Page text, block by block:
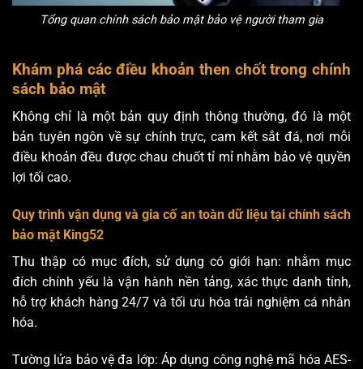
Tổng quan chính sách bảo mật bảo vệ người tham gia
Khám phá các điều khoản then chốt trong chính
sách bảo mật
Không chỉ là một bản quy định thông thường, đó là một
bản tuyên ngôn về sự chính trực, cam kết sắt đá, nơi mỗi
điều khoản đều được chau chuốt tỉ mỉ nhằm bảo vệ quyền
lợi tối cao.
Quy trình vận dụng và gia cố an toàn dữ liệu tại chính sách
bảo mật King52
Thu thập có mục đích, sử dụng có giới hạn: nhằm mục
đích chính yếu là vận hành nền tảng, xác thực danh tính,
hỗ trợ khách hàng 24/7 và tối ưu hóa trải nghiệm cá nhân
hóa.
Tường lửa bảo vệ đa lớp: Áp dụng công nghệ mã hóa AES-